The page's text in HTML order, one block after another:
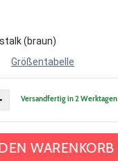
(braun)
Größentabelle
Versandfertig in 2 Werktagen
WARENKORB